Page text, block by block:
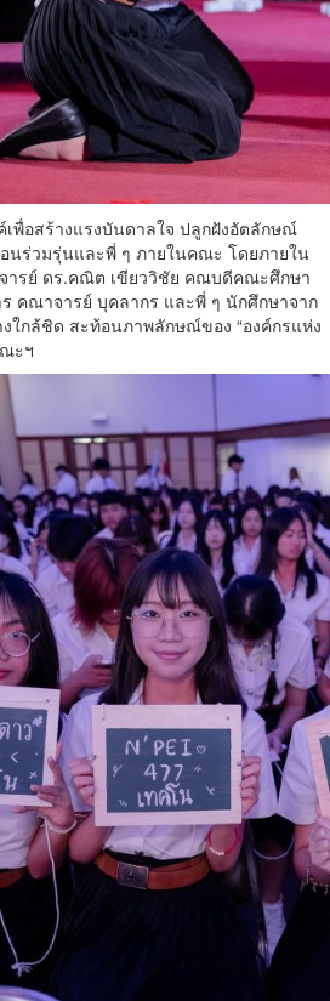
พื่อสร้างแรงบันดาลใจ ปลูกฝังอัตลักษณ์
นร่วมรุ่นและพี่ ๆ ภายในคณะ โดยภายใน
จารย์ ดร.คณิต เขียววิชัย คณบดีคณะศึกษา
คณาจารย์ บุคลากร และพี่ ๆ นักศึกษาจาก
ใกล้ชิด สะท้อนภาพลักษณ์ของ “องค์กรแห่ง
ะฯ